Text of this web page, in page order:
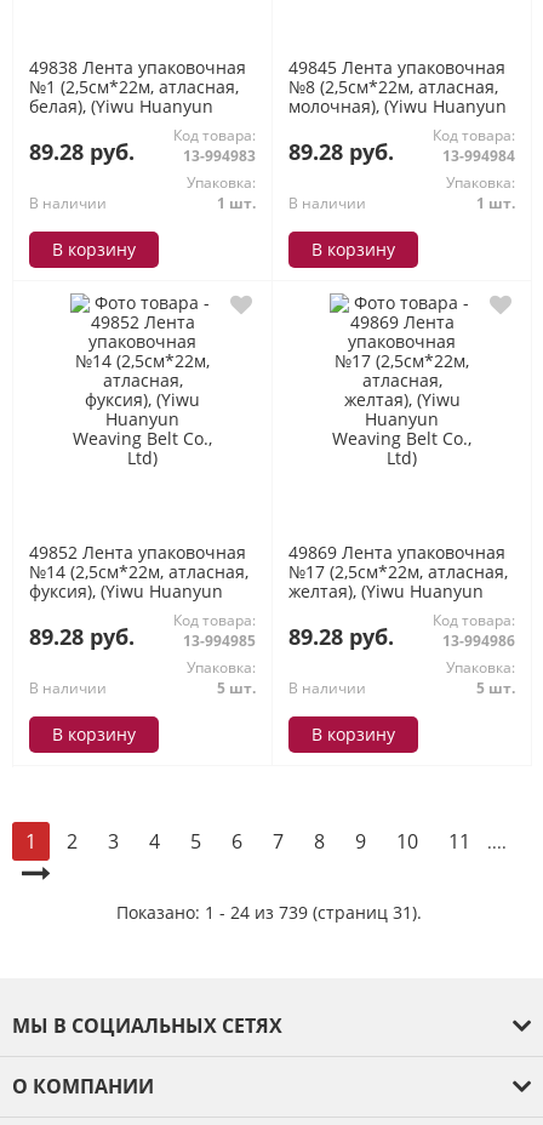
49838 Лента упаковочная
№1 (2,5см*22м, атласная,
белая), (Yiwu Huanyun
Weaving Belt Co., Ltd)
89.28 руб.
Код товара:
13-994983
В наличии
Упаковка:
1 шт.
В корзину
49845 Лента упаковочная
№8 (2,5см*22м, атласная,
молочная), (Yiwu Huanyun
Weaving Belt Co., Ltd)
89.28 руб.
Код товара:
13-994984
В наличии
Упаковка:
1 шт.
В корзину
49852 Лента упаковочная
№14 (2,5см*22м, атласная,
фуксия), (Yiwu Huanyun
Weaving Belt Co., Ltd)
89.28 руб.
Код товара:
13-994985
В наличии
Упаковка:
5 шт.
В корзину
49869 Лента упаковочная
№17 (2,5см*22м, атласная,
желтая), (Yiwu Huanyun
Weaving Belt Co., Ltd)
89.28 руб.
Код товара:
13-994986
В наличии
Упаковка:
5 шт.
В корзину
1 2 3 4 5 6 7 8 9 10 11 ....
Показано: 1 - 24 из 739 (страниц 31).
МЫ В СОЦИАЛЬНЫХ СЕТЯХ
О КОМПАНИИ